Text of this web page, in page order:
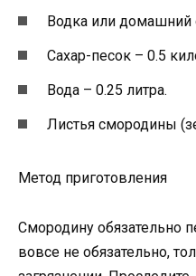
Водка или домашний
Сахар-песок – 0.5
Вода – 0.25 литра.
Листья смородины
Метод приготовления
Смородину обязательно
вовсе не обязательно,